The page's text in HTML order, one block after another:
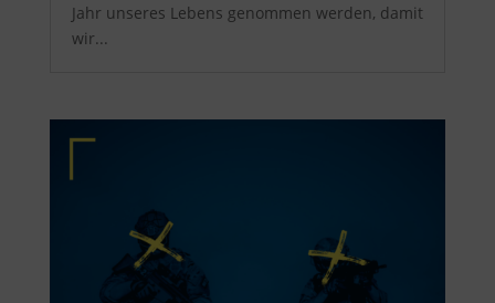
Jahr unseres Lebens genommen werden, damit
wir...